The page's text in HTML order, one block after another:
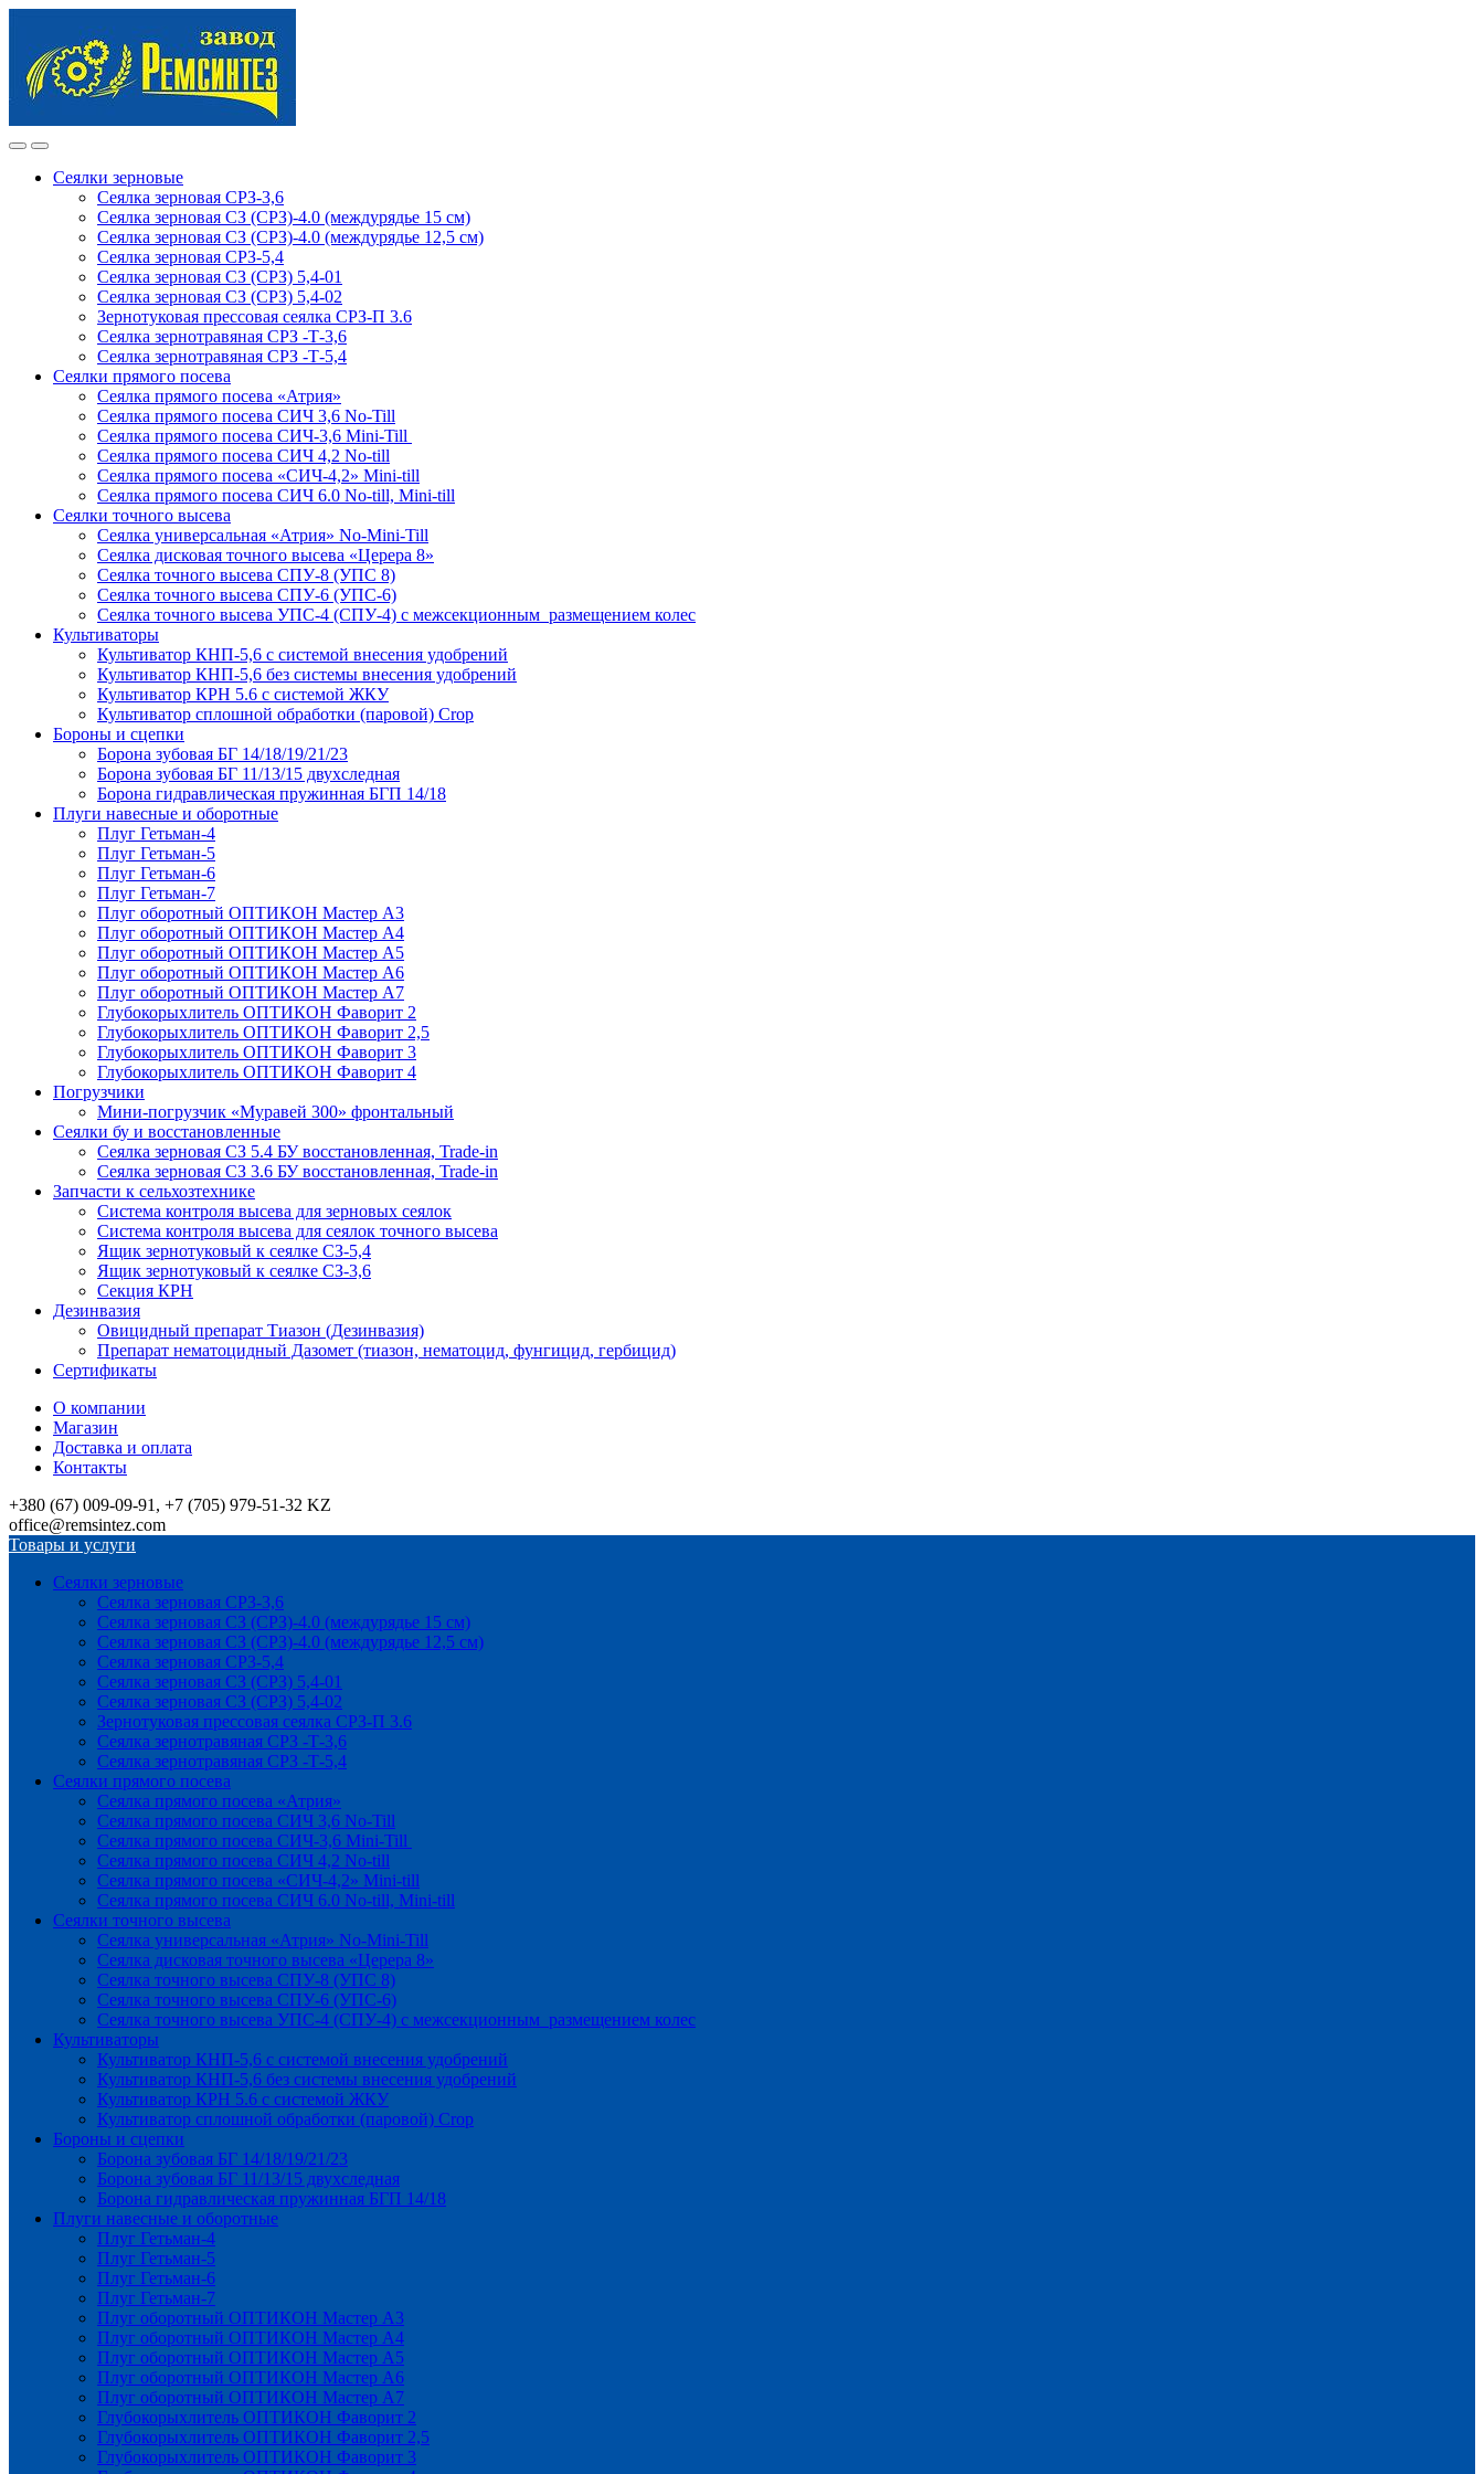
navigation
content
Сеялки зерновые
Сеялка зерновая СРЗ-3,6
Сеялка зерновая СЗ (СРЗ)-4.0 (междурядье 15 см)
Сеялка зерновая СЗ (СРЗ)-4.0 (междурядье 12,5 см)
Сеялка зерновая СРЗ-5,4
Сеялка зерновая СЗ (СРЗ) 5,4-01
Сеялка зерновая СЗ (СРЗ) 5,4-02
Зернотуковая прессовая сеялка СРЗ-П 3.6
Сеялка зернотравяная СРЗ -Т-3,6
Сеялка зернотравяная СРЗ -Т-5,4
Сеялки прямого посева
Сеялка прямого посева «Атрия»
Сеялка прямого посева СИЧ 3,6 No-Till
Сеялка прямого посева СИЧ-3,6 Mini-Till
Сеялка прямого посева СИЧ 4,2 No-till
Сеялка прямого посева «СИЧ-4,2» Mini-till
Сеялка прямого посева СИЧ 6.0 No-till, Mini-till
Сеялки точного высева
Сеялка универсальная «Атрия» No-Mini-Till
Сеялка дисковая точного высева «Церера 8»
Сеялка точного высева СПУ-8 (УПС 8)
Сеялка точного высева СПУ-6 (УПС-6)
Сеялка точного высева УПС-4 (СПУ-4) с межсекционным размещением колес
Культиваторы
Культиватор КНП-5,6 с системой внесения удобрений
Культиватор КНП-5,6 без системы внесения удобрений
Культиватор КРН 5.6 с системой ЖКУ
Культиватор сплошной обработки (паровой) Crop
Бороны и сцепки
Борона зубовая БГ 14/18/19/21/23
Борона зубовая БГ 11/13/15 двухследная
Борона гидравлическая пружинная БГП 14/18
Плуги навесные и оборотные
Плуг Гетьман-4
Плуг Гетьман-5
Плуг Гетьман-6
Плуг Гетьман-7
Плуг оборотный ОПТИКОН Мастер А3
Плуг оборотный ОПТИКОН Мастер А4
Плуг оборотный ОПТИКОН Мастер А5
Плуг оборотный ОПТИКОН Мастер А6
Плуг оборотный ОПТИКОН Мастер А7
Глубокорыхлитель ОПТИКОН Фаворит 2
Глубокорыхлитель ОПТИКОН Фаворит 2,5
Глубокорыхлитель ОПТИКОН Фаворит 3
Глубокорыхлитель ОПТИКОН Фаворит 4
Погрузчики
Мини-погрузчик «Муравей 300» фронтальный
Сеялки бу и восстановленные
Сеялка зерновая СЗ 5.4 БУ восстановленная, Trade-in
Сеялка зерновая СЗ 3.6 БУ восстановленная, Trade-in
Запчасти к сельхозтехнике
Система контроля высева для зерновых сеялок
Система контроля высева для сеялок точного высева
Ящик зернотуковый к сеялке СЗ-5,4
Ящик зернотуковый к сеялке СЗ-3,6
Секция КРН
Дезинвазия
Овицидный препарат Тиазон (Дезинвазия)
Препарат нематоцидный Дазомет (тиазон, нематоцид, фунгицид, гербицид)
Сертификаты
О компании
Магазин
Доставка и оплата
Контакты
+380 (67) 009-09-91, +7 (705) 979-51-32 KZ
office@remsintez.com
Товары и услуги
Сеялки зерновые
Сеялка зерновая СРЗ-3,6
Сеялка зерновая СЗ (СРЗ)-4.0 (междурядье 15 см)
Сеялка зерновая СЗ (СРЗ)-4.0 (междурядье 12,5 см)
Сеялка зерновая СРЗ-5,4
Сеялка зерновая СЗ (СРЗ) 5,4-01
Сеялка зерновая СЗ (СРЗ) 5,4-02
Зернотуковая прессовая сеялка СРЗ-П 3.6
Сеялка зернотравяная СРЗ -Т-3,6
Сеялка зернотравяная СРЗ -Т-5,4
Сеялки прямого посева
Сеялка прямого посева «Атрия»
Сеялка прямого посева СИЧ 3,6 No-Till
Сеялка прямого посева СИЧ-3,6 Mini-Till
Сеялка прямого посева СИЧ 4,2 No-till
Сеялка прямого посева «СИЧ-4,2» Mini-till
Сеялка прямого посева СИЧ 6.0 No-till, Mini-till
Сеялки точного высева
Сеялка универсальная «Атрия» No-Mini-Till
Сеялка дисковая точного высева «Церера 8»
Сеялка точного высева СПУ-8 (УПС 8)
Сеялка точного высева СПУ-6 (УПС-6)
Сеялка точного высева УПС-4 (СПУ-4) с межсекционным размещением колес
Культиваторы
Культиватор КНП-5,6 с системой внесения удобрений
Культиватор КНП-5,6 без системы внесения удобрений
Культиватор КРН 5.6 с системой ЖКУ
Культиватор сплошной обработки (паровой) Crop
Бороны и сцепки
Борона зубовая БГ 14/18/19/21/23
Борона зубовая БГ 11/13/15 двухследная
Борона гидравлическая пружинная БГП 14/18
Плуги навесные и оборотные
Плуг Гетьман-4
Плуг Гетьман-5
Плуг Гетьман-6
Плуг Гетьман-7
Плуг оборотный ОПТИКОН Мастер А3
Плуг оборотный ОПТИКОН Мастер А4
Плуг оборотный ОПТИКОН Мастер А5
Плуг оборотный ОПТИКОН Мастер А6
Плуг оборотный ОПТИКОН Мастер А7
Глубокорыхлитель ОПТИКОН Фаворит 2
Глубокорыхлитель ОПТИКОН Фаворит 2,5
Глубокорыхлитель ОПТИКОН Фаворит 3